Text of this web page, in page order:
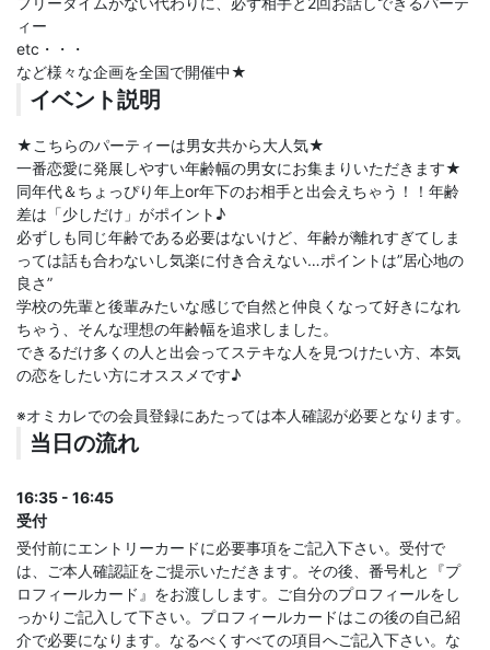
ィー
etc・・・
など様々な企画を全国で開催中★
イベント説明
★こちらのパーティーは男女共から大人気★
一番恋愛に発展しやすい年齢幅の男女にお集まりいただきます★
同年代＆ちょっぴり年上or年下のお相手と出会えちゃう！！年齢
差は「少しだけ」がポイント♪
必ずしも同じ年齢である必要はないけど、年齢が離れすぎてしま
っては話も合わないし気楽に付き合えない…ポイントは”居心地の
良さ”
学校の先輩と後輩みたいな感じで自然と仲良くなって好きになれ
ちゃう、そんな理想の年齢幅を追求しました。
できるだけ多くの人と出会ってステキな人を見つけたい方、本気
の恋をしたい方にオススメです♪
※オミカレでの会員登録にあたっては本人確認が必要となります。
当日の流れ
16:35 - 16:45
受付
受付前にエントリーカードに必要事項をご記入下さい。受付で
は、ご本人確認証をご提示いただきます。その後、番号札と『プ
ロフィールカード』をお渡しします。ご自分のプロフィールをし
っかりご記入して下さい。プロフィールカードはこの後の自己紹
介で必要になります。なるべくすべての項目へご記入下さい。な